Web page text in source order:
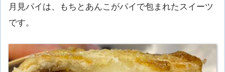
月見パイは、もちとあんこがパイで包まれたスイーツ
です。